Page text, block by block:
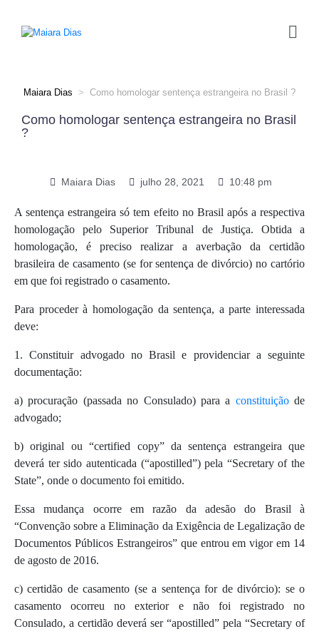
Maiara Dias > Como homologar sentença estrangeira no Brasil ?
Como homologar sentença estrangeira no Brasil
?
Maiara Dias julho 28, 2021 10:48 pm
A sentença estrangeira só tem efeito no Brasil após a respectiva
homologação pelo Superior Tribunal de Justiça. Obtida a
homologação, é preciso realizar a averbação da certidão
brasileira de casamento (se for sentença de divórcio) no cartório
em que foi registrado o casamento.
Para proceder à homologação da sentença, a parte interessada
deve:
1. Constituir advogado no Brasil e providenciar a seguinte
documentação:
a) procuração (passada no Consulado) para a constituiçãode
advogado;
b) original ou “certified copy” da sentença estrangeira que
deverá ter sido autenticada (“apostilled”) pela “Secretary of the
State”, onde o documento foi emitido.
Essa mudança ocorre em razão da adesão do Brasil à
“Convenção sobre a Eliminação da Exigência de Legalização de
Documentos Públicos Estrangeiros” que entrou em vigor em 14
de agosto de 2016.
c) certidão de casamento (se a sentença for de divórcio): se o
casamento ocorreu no exterior e não foi registrado no
Consulado, a certidão deverá ser “apostilled” pela “Secretary of